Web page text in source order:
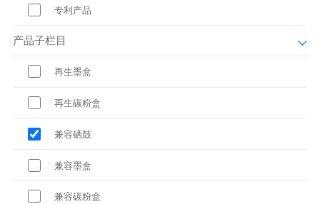
专利产品
产品子栏目
再生墨盒
再生碳粉盒
兼容硒鼓
兼容墨盒
兼容碳粉盒